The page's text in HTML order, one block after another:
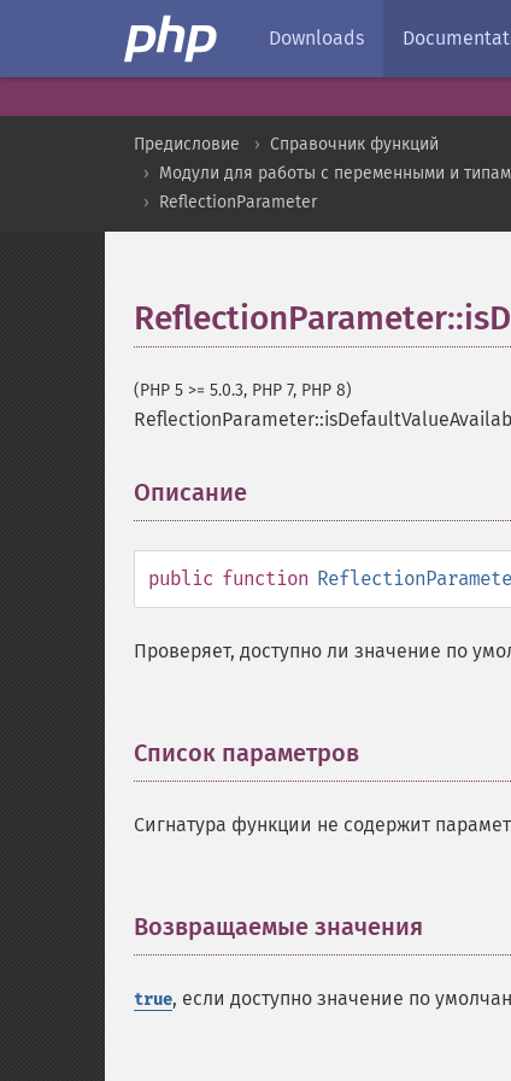
Downloads
Предисловие
Справочник функций
Модули для работы с переменными и
ReflectionParameter
(PHP 5 >= 5.0.3, PHP 7, PHP 8)
Описание
public function
Проверяет, доступно ли значение по
Список параметров
Сигнатура функции не содержит
Возвращаемые значения
true, если доступно значение по